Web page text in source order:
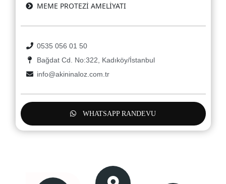
MEME PROTEZİ AMELİYATI
0535 056 01 50
Bağdat Cd. No:322, Kadıköy/İstanbul
info@akininaloz.com.tr
WHATSAPP RANDEVU